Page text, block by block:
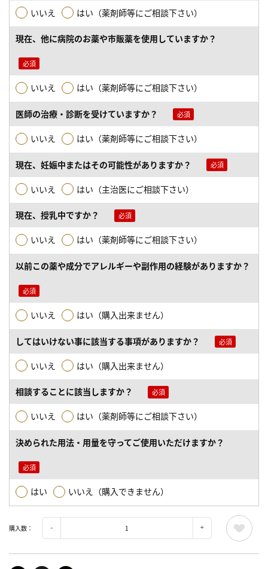
いいえ はい（薬剤師等にご相談下さい）
現在、他に病院のお薬や市販薬を使用していますか？
いいえ はい（薬剤師等にご相談下さい）
医師の治療・診断を受けていますか？
いいえ はい（薬剤師等にご相談下さい）
現在、妊娠中またはその可能性がありますか？
いいえ はい（主治医にご相談下さい）
現在、授乳中ですか？
いいえ はい（薬剤師等にご相談下さい）
以前この薬や成分でアレルギーや副作用の経験がありますか？
いいえ はい（購入出来ません）
してはいけない事に該当する事項がありますか？
いいえ はい（購入出来ません）
相談することに該当しますか？
いいえ はい（薬剤師等にご相談下さい）
決められた用法・用量を守ってご使用いただけますか？
はい いいえ（購入できません）
購入数：